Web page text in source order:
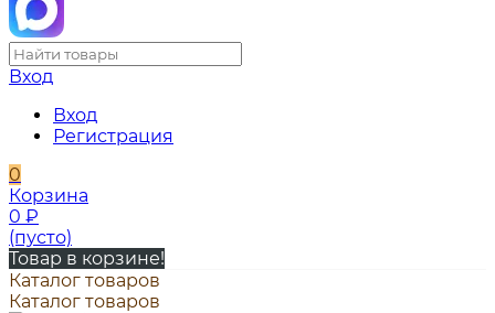
Вход
Вход
Регистрация
0
Корзина
0 ₽
(пусто)
Товар в корзине!
Каталог товаров
Каталог товаров